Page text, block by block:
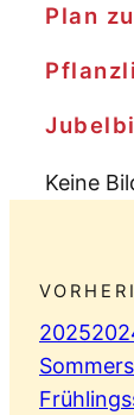
Plan
Keine
2025